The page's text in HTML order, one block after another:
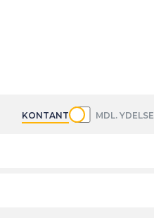
KONTANT MDL. YDELSE